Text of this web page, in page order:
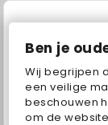
Ben je
Wij begrijpen
een veilige
beschouwen
om deJewel